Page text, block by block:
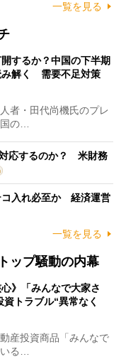
一覧を見る
するか？中国の下半期
み解く 需要不足対策
者・田代尚機氏のプレ
国の…
応するのか？ 米財務
コ入れ必至か 経済運営
一覧を見る
ップ騒動の内幕
》「みんなで大家さ
トラブル“異常なく
産投資商品「みんなで
いる…